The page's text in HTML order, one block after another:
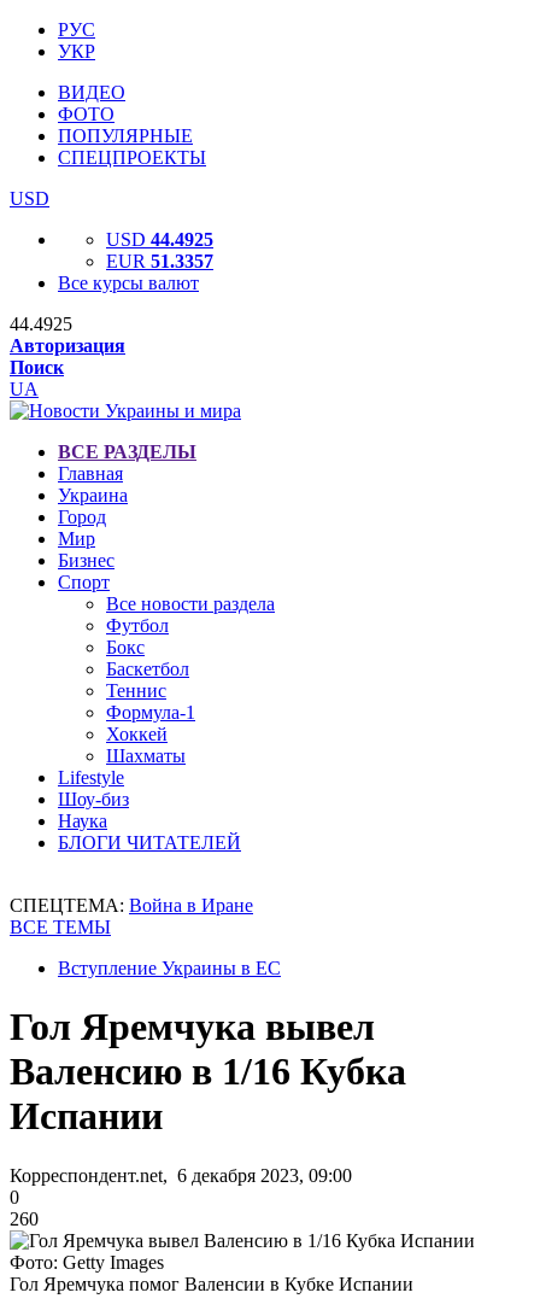
РУС
УКР
ВИДЕО
ФОТО
ПОПУЛЯРНЫЕ
СПЕЦПРОЕКТЫ
USD
USD 44.4925
EUR 51.3357
Все курсы валют
44.4925
Авторизация
Поиск
UA
ВСЕ РАЗДЕЛЫ
Главная
Украина
Город
Мир
Бизнес
Спорт
Все новости раздела
Футбол
Бокс
Баскетбол
Теннис
Формула-1
Хоккей
Шахматы
Lifestyle
Шоу-биз
Наука
БЛОГИ ЧИТАТЕЛЕЙ
СПЕЦТЕМА: Война в Иране
ВСЕ ТЕМЫ
Вступление Украины в ЕС
Гол Яремчука вывел
Валенсию в 1/16 Кубка
Испании
Корреспондент.net, 6 декабря 2023, 09:00
0
260
Фото: Getty Images
Гол Яремчука помог Валенсии в Кубке Испании